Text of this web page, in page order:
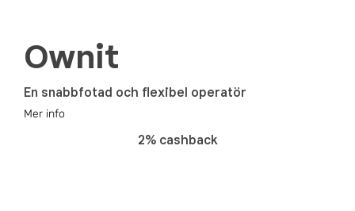
Ownit
En snabbfotad och flexibel operatör
Mer info
2% cashback